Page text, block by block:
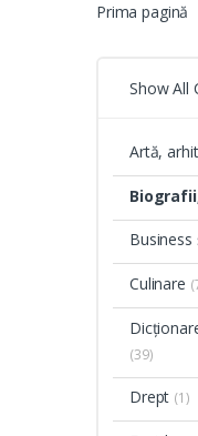
Prima pagină
Show All
Artă,
Culinare
(39)
Drept (1)